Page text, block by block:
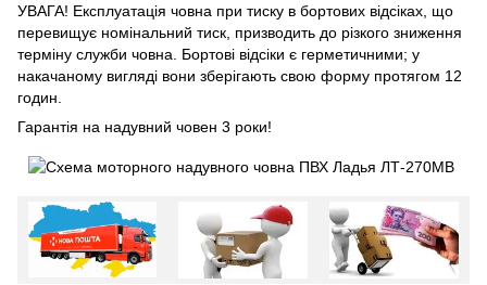
УВАГА! Експлуатація човна при тиску в бортових відсіках, що
перевищує номінальний тиск, призводить до різкого зниження
терміну служби човна. Бортові відсіки є герметичними; у
накачаному вигляді вони зберігають свою форму протягом 12
годин.
Гарантія на надувний човен 3 роки!